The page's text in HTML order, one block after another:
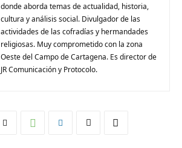
donde aborda temas de actualidad, historia,
cultura y análisis social. Divulgador de las
actividades de las cofradías y hermandades
religiosas. Muy comprometido con la zona
Oeste del Campo de Cartagena. Es director de
JR Comunicación y Protocolo.